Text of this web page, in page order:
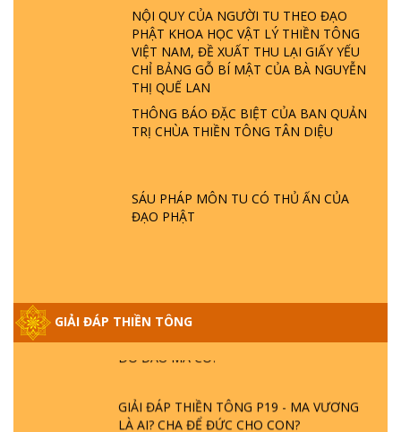
NỘI QUY CỦA NGƯỜI TU THEO ĐẠO
PHẬT KHOA HỌC VẬT LÝ THIỀN TÔNG
VIỆT NAM, ĐỀ XUẤT THU LẠI GIẤY YẾU
CHỈ BẢNG GỖ BÍ MẬT CỦA BÀ NGUYỄN
THỊ QUẾ LAN
THÔNG BÁO ĐẶC BIỆT CỦA BAN QUẢN
TRỊ CHÙA THIỀN TÔNG TÂN DIỆU
SÁU PHÁP MÔN TU CÓ THỦ ẤN CỦA
ĐẠO PHẬT
GIẢI ĐÁP THIỀN TÔNG
LÀ AI? QUỶ SA TĂNG? | TTTD
GIẢI ĐÁP THIỀN TÔNG ĐẶC BIỆT P22 - TẠI
SAO TRÁI ĐẤT NHIỀU THIÊN TAI - LŨ LỤT
- HỎA HOẠN | TTTD
GIẢI ĐÁP THIỀN TÔNG ĐẶC BIỆT P21 - TẠI
GIẢI ĐÁP VỀ LỄ TIỄN THIỀN TÔNG SƯ
GIẢI ĐÁP THIỀN TÔNG ĐẶC BIỆT PHẦN 20
GIẢI ĐÁP THIỀN TÔNG P19 - MA VƯƠNG
LÀ AI? CHA ĐỂ ĐỨC CHO CON?